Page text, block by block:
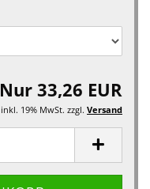
Nur 33,26 EUR
inkl. 19% MwSt. zzgl. Versand